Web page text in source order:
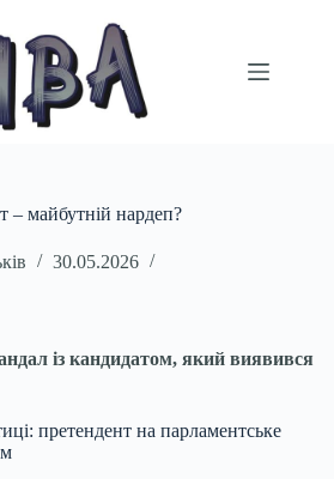
– майбутній нардеп?
30.05.2026
із кандидатом, який виявився
претендент на парламентське